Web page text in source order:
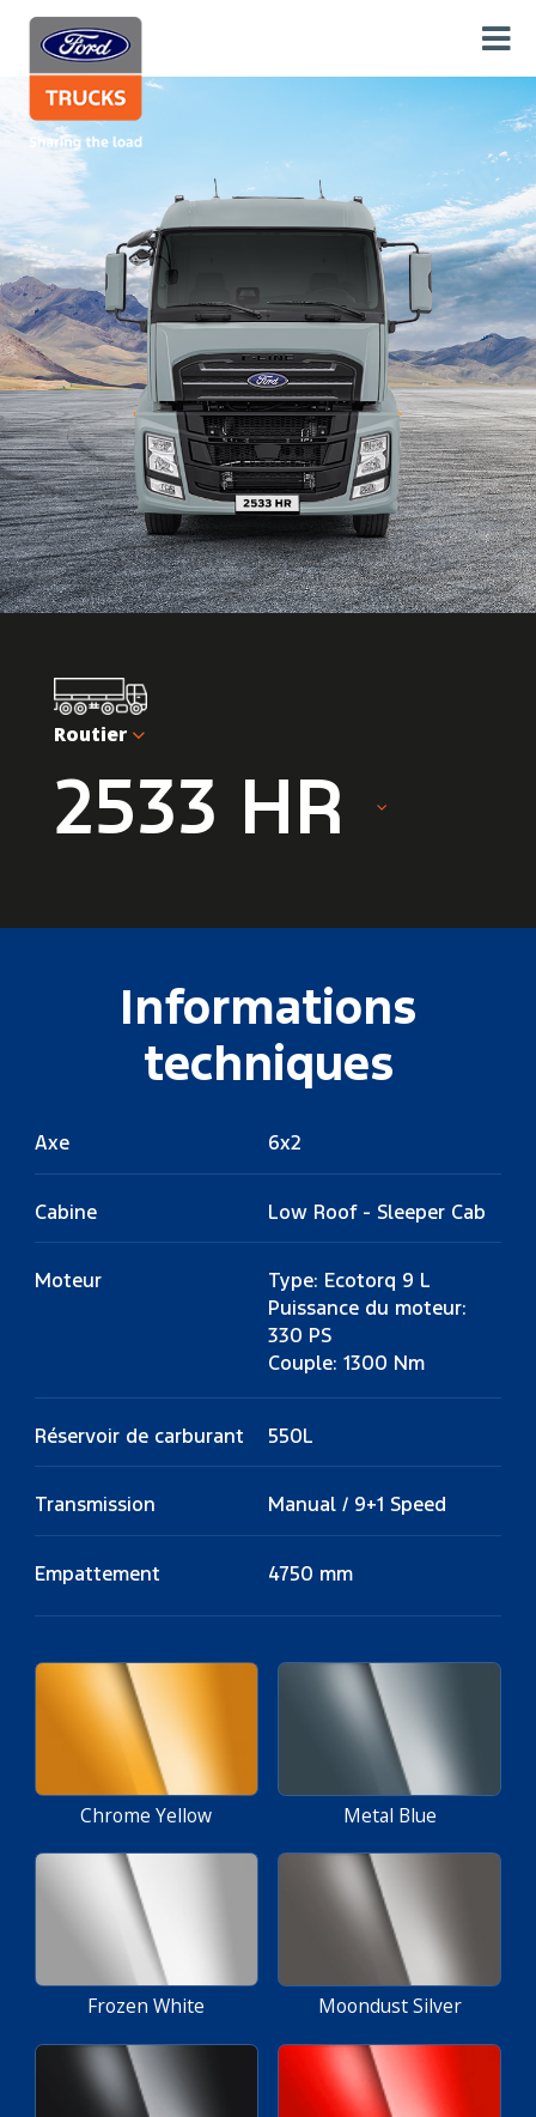
Routier
2533 HR
Informations
techniques
Axe 6x2
Cabine Low Roof - Sleeper Cab
Moteur
Type: Ecotorq 9 L
Puissance du moteur:
330 PS
Couple: 1300 Nm
Réservoir de carburant 550L
Transmission Manual / 9+1 Speed
Empattement 4750 mm
Chrome Yellow Metal Blue
Frozen White Moondust Silver